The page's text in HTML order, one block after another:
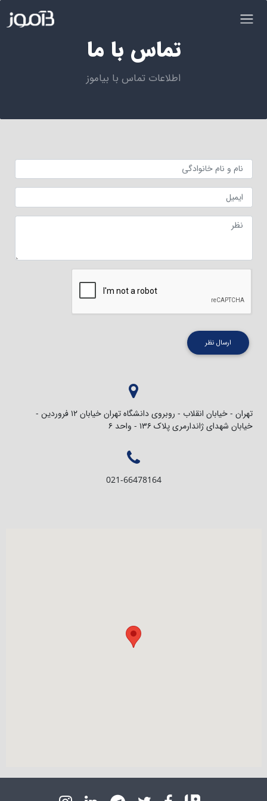
تماس با ما
اطلاعات تماس با بیاموز
ارسال نظر
تهران - خیابان انقلاب - روبروی دانشگاه تهران خیابان ۱۲ فروردین -
خیابان شهدای ژاندارمری پلاک ۱۳۶ - واحد ۶
021-66478164